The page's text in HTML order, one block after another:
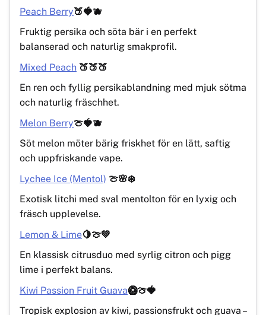
Peach Berry🍑🍓🫐
Fruktig persika och söta bär i en perfekt
balanserad och naturlig smakprofil.
Mixed Peach 🍑🍑🍑
En ren och fyllig persikablandning med mjuk sötma
och naturlig fräschhet.
Melon Berry🍈🍓🫐
Söt melon möter bärig friskhet för en lätt, saftig
och uppfriskande vape.
Lychee Ice (Mentol) 🍈🌸❄️
Exotisk litchi med sval mentolton för en lyxig och
fräsch upplevelse.
Lemon & Lime🍋🍈💚
En klassisk citrusduo med syrlig citron och pigg
lime i perfekt balans.
Kiwi Passion Fruit Guava🥝🍈🍓
Tropisk explosion av kiwi, passionsfrukt och guava –